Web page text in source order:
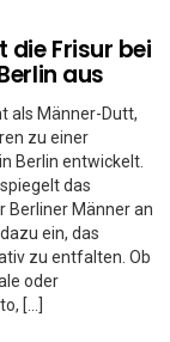
die Frisur bei
aus
als Männer-Dutt,
zu einer
Berlin entwickelt.
das
Berliner Männer an
ein, das
zu entfalten. Ob
oder
[…]